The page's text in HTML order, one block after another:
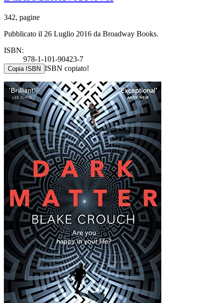
342, pagine
Pubblicato il 26 Luglio 2016 da Broadway Books.
ISBN:
978-1-101-90423-7
Copia ISBN ISBN copiato!